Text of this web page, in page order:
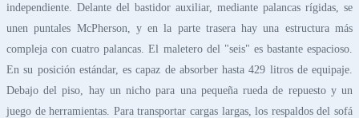
independiente. Delante del bastidor auxiliar, mediante palancas rígidas, se
unen puntales McPherson, y en la parte trasera hay una estructura más
compleja con cuatro palancas. El maletero del "seis" es bastante espacioso.
En su posición estándar, es capaz de absorber hasta 429 litros de equipaje.
Debajo del piso, hay un nicho para una pequeña rueda de repuesto y un
juego de herramientas. Para transportar cargas largas, los respaldos del sofá